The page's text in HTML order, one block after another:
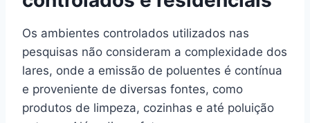
Os ambientes controlados utilizados nas
pesquisas não consideram a complexidade dos
lares, onde a emissão de poluentes é contínua
e proveniente de diversas fontes, como
produtos de limpeza, cozinhas e até poluição